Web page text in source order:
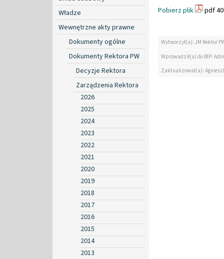
Władze
Wewnętrzne akty prawne
Dokumenty ogólne
Dokumenty Rektora PW
Decyzje Rektora
Zarządzenia Rektora
2026
2025
2024
2023
2022
2021
2020
2019
2018
2017
2016
2015
2014
2013
Pobierz plik
pdf
Wytworzył(a): JM Rektor
Wprowadził(a) do BIP:
Zaktualizował(a):